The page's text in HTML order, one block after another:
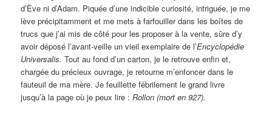
d’Ève ni d’Adam. Piquée d’une indicible curiosité, intriguée, je me
lève précipitamment et me mets à farfouiller dans les boîtes de
trucs que j’ai mis de côté pour les proposer à la vente, sûre d’y
avoir déposé l’avant-veille un vieil exemplaire de l’Encyclopédie
Universalis.Tout au fond d’un carton, je le retrouve enfin et,
chargée du précieux ouvrage, je retourne m’enfoncer dans le
fauteuil de ma mère. Je feuillette fébrilement le grand livre
jusqu’à la page où je peux lire :Rollon (mort en 927).